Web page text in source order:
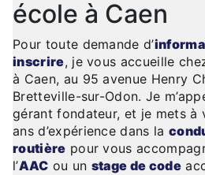
école à Caen
Pour toute demande d’
inscrire, je vous accueille
à Caen, au 95 avenue Henry
Bretteville-sur-Odon. Je
gérant fondateur, et je mets à
ans d’expérience dans la
routière pour vous
l’AAC ou un stage de code